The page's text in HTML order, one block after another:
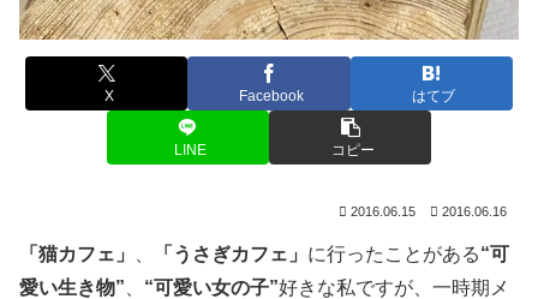
X Facebook はてブ
LINE コピー
2016.06.15 2016.06.16
「猫カフェ」 「うさぎカフェ」 に行ったことがある“可
愛い生き物”
“可愛い女の子”好きな私ですが、一時期メ